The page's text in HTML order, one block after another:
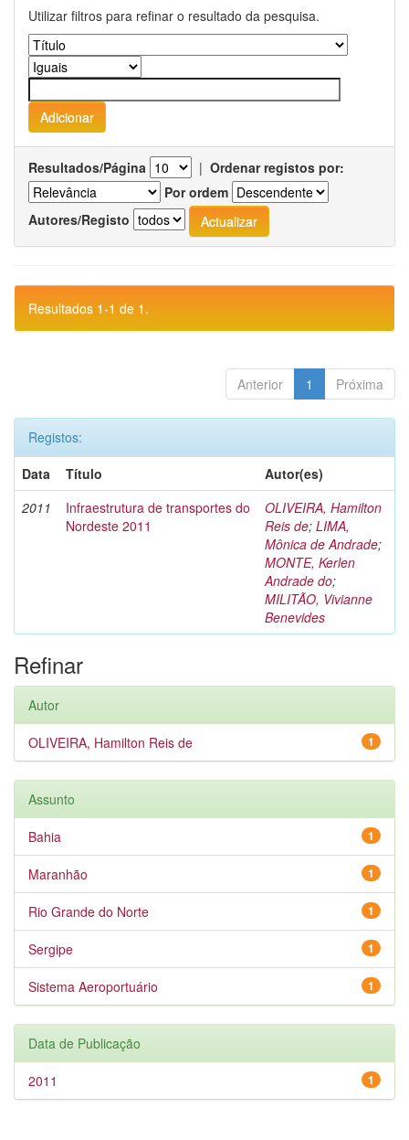
Utilizar filtros para refinar o resultado da pesquisa.
Resultados/Página | Ordenar registos por:
Por ordem
Autores/Registo
Resultados 1-1 de 1.
Anterior 1 Próxima
Registos:
Data
Título
Autor(es)
2011
Infraestrutura de transportes do
Nordeste 2011
OLIVEIRA, Hamilton
Reis de; LIMA,
Mônica de Andrade;
MONTE, Kerlen
Andrade do;
MILITÃO, Vivianne
Benevides
Refinar
Autor
1
OLIVEIRA, Hamilton Reis de
Assunto
1
Bahia
1
Maranhão
1
Rio Grande do Norte
1
Sergipe
1
Sistema Aeroportuário
Data de Publicação
1
2011